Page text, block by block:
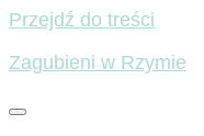
Przejdź do treści
Zagubieni w Rzymie